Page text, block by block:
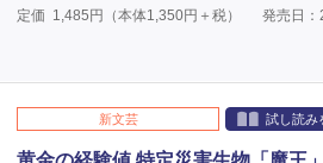
定価 1,485 円（本体1,350円＋税） 発売日：
新文芸 試し読み